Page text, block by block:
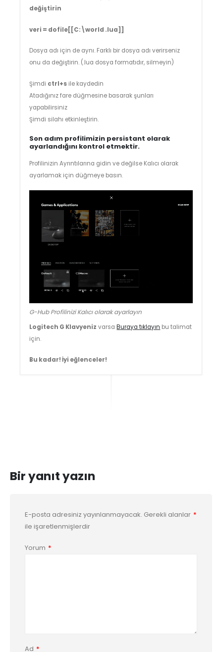
değiştirin
veri = dofile[[C:\world .lua]]
Dosya adı için de aynı. Farklı bir dosya adı verirseniz
onu da değiştirin. (.lua dosya formatıdır, silmeyin)
Şimdi ctrl+s ile kaydedin
Atadığınız fare düğmesine basarak şunları
yapabilirsiniz
Şimdi silahı etkinleştirin.
Son adım profilimizin persistant olarak
ayarlandığını kontrol etmektir.
Profilinizin Ayrıntılarına gidin ve değilse Kalıcı olarak
ayarlamak için düğmeye basın.
G-Hub Profilinizi Kalıcı olarak ayarlayın
Logitech G Klavyeniz varsaBuraya tıklayın bu talimat
için.
Bu kadar! İyi eğlenceler!
Bir yanıt yazın
E-posta adresiniz yayınlanmayacak. Gerekli alanlar *
ile işaretlenmişlerdir
Yorum *
Ad *